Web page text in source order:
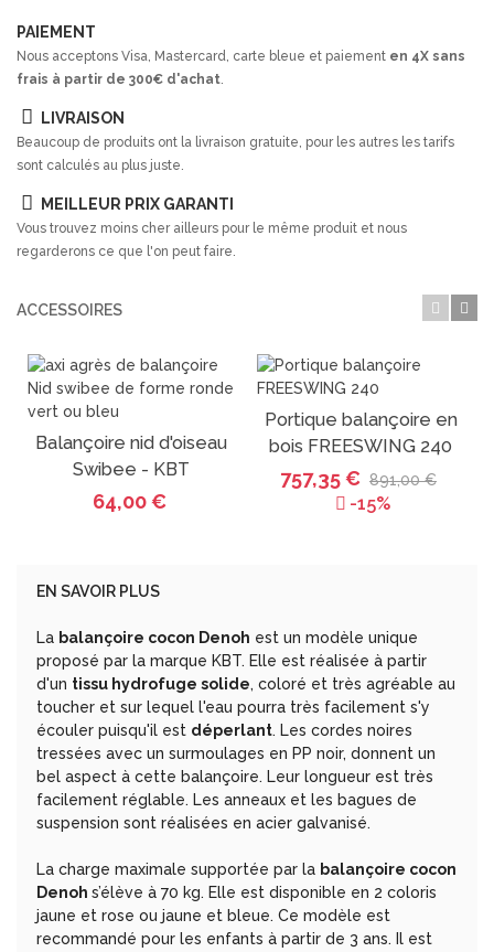
PAIEMENT
Nous acceptons Visa, Mastercard, carte bleue et paiement en 4X sans
frais à partir de 300€ d'achat.
LIVRAISON
Beaucoup de produits ont la livraison gratuite, pour les autres les tarifs
sont calculés au plus juste.
MEILLEUR PRIX GARANTI
Vous trouvez moins cher ailleurs pour le même produit et nous
regarderons ce que l'on peut faire.
ACCESSOIRES
Balançoire nid d'oiseau
Swibee - KBT
64,00 €
PROMO
Portique balançoire en
bois FREESWING 240
757,35 € 891,00 €
-15%
EN SAVOIR PLUS
La balançoire cocon Denoh est un modèle unique
proposé par la marque KBT. Elle est réalisée à partir
d'un tissu hydrofuge solide, coloré et très agréable au
toucher et sur lequel l'eau pourra très facilement s'y
écouler puisqu'il est déperlant. Les cordes noires
tressées avec un surmoulages en PP noir, donnent un
bel aspect à cette balançoire. Leur longueur est très
facilement réglable. Les anneaux et les bagues de
suspension sont réalisées en acier galvanisé.
La charge maximale supportée par la balançoire cocon
Denohs’élève à 70 kg. Elle est disponible en 2 coloris
jaune et rose ou jaune et bleue. Ce modèle est
recommandé pour les enfants à partir de 3 ans. Il est